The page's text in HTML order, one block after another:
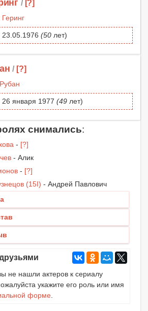
/ [?]
23.05.1976 (50 лет)
/ [?]
26 января 1977 (49 лет)
снимались:
- [?]
- Алик
- [?]
(15I) - Андрей Павлович
не нашли актеров к сериалу
укажите его роль или имя
форме